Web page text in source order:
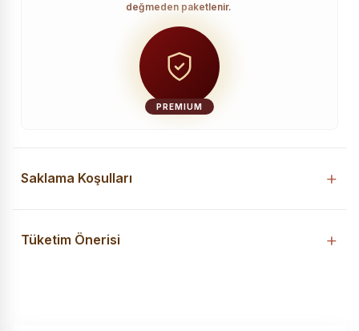
değmeden paketlenir.
PREMIUM
Saklama Koşulları
Tüketim Önerisi